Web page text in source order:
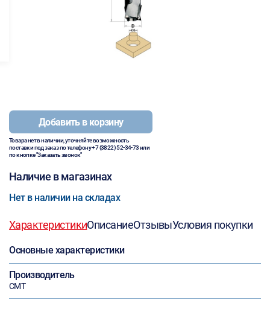
Добавить в корзину
Товара нет в наличии, уточняйте возможность
поставки под заказ по телефону+7 (3822) 52-34-73или
по кнопке "Заказать звонок"
Наличие в магазинах
Нет в наличии на складах
ХарактеристикиОписаниеОтзывыУсловия покупки
Основные характеристики
Производитель
СМТ